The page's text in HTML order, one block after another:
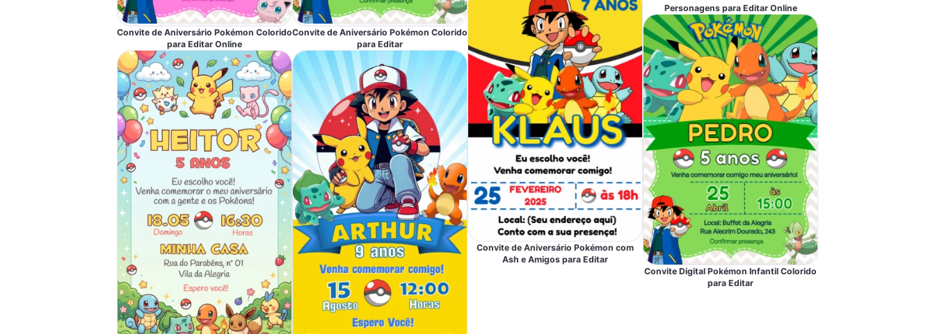
Convite de Aniversário Pokémon Colorido
para Editar Online
Convite de Aniversário Pokémon Colorido
para Editar
Convite de Aniversário Pokémon com
Ash e Amigos para Editar
Personagens para Editar Online
Convite Digital Pokémon Infantil Colorido
para Editar